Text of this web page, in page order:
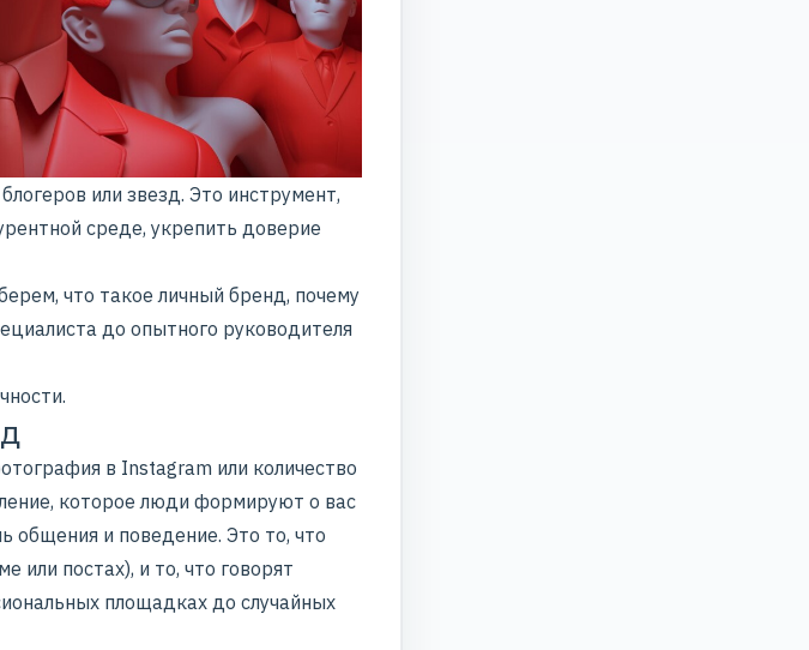
или звезд. Это инструмент,
среде, укрепить доверие
что такое личный бренд, почему
до опытного руководителя
в Instagram или количество
которое люди формируют о вас
общения и поведение. Это то, что
или постах), и то, что говорят
площадках до случайных